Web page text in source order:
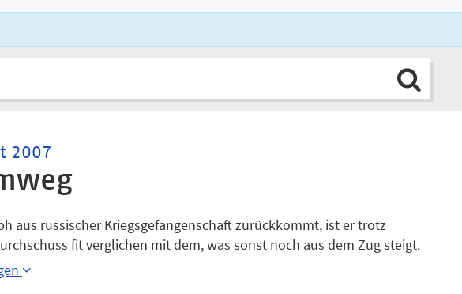
2007
aus russischer Kriegsgefangenschaft zurückkommt, ist er trotz
fit verglichen mit dem, was sonst noch aus dem Zug steigt.
seiner Frau, der schönen Tänzerin vom Rhein, nicht abgeholt wird,
den Realisten nicht. Aber das Eifersuchtsdrama, in das er hineingerät,